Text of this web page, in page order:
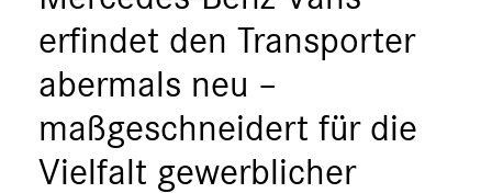
Marken & Produkte
MEDIA
ÜBER UNS
ANSPRECHPARTNER
erfindet den Transporter
abermals neu –
maßgeschneidert für die
Vielfalt gewerblicher